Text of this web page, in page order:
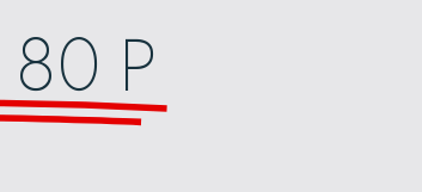
80 P